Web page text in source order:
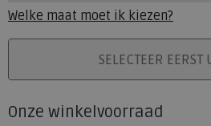
Welke maat moet ik kiezen?
PLAATS IN WINKELMAND
SELECTEER EERST
Onze winkelvoorraad